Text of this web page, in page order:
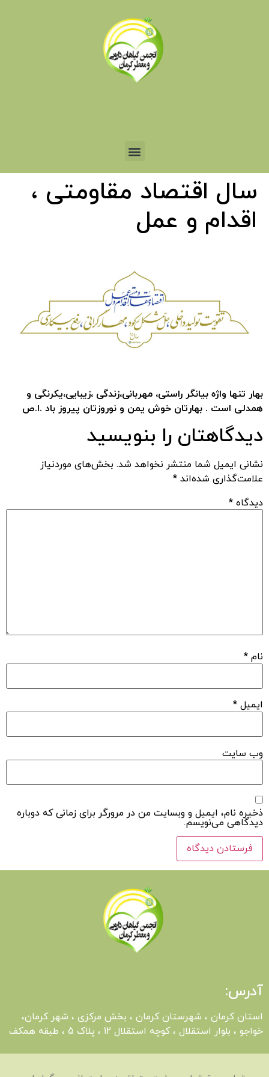
سال اقتصاد مقاومتی ،
اقدام و عمل
بهار تنها واژه بیانگر راستی، مهربانی،زندگی ،زیبایی،یکرنگی و
همدلی است . بهارتان خوش یمن و نوروزتان پیروز باد .ا.ص
دیدگاهتان را بنویسید
نشانی ایمیل شما منتشر نخواهد شد. بخش‌های موردنیاز
علامت‌گذاری شده‌اند *
دیدگاه *
نام *
ایمیل *
وب‌ سایت
ذخیره نام، ایمیل و وبسایت من در مرورگر برای زمانی که دوباره
دیدگاهی می‌نویسم.
آدرس:
استان کرمان ، شهرستان کرمان ، بخش مرکزی ، شهر کرمان،
خواجو ، بلوار استقلال ، کوچه استقلال 12 ، پلاک 5 ، طبقه همکف